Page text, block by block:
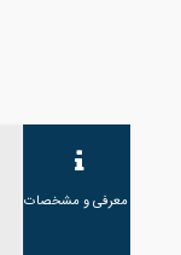
معرفی و مشخصات